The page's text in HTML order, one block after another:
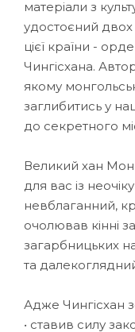
матеріали з
удостоєний
цієї країни -
Чингісхана.
якому
заглибитись у
до секретного
Великий хан
для вас із
невблаганний,
очолював кінні
загарбницьких
та
Адже Чингісхан
• ставив силу